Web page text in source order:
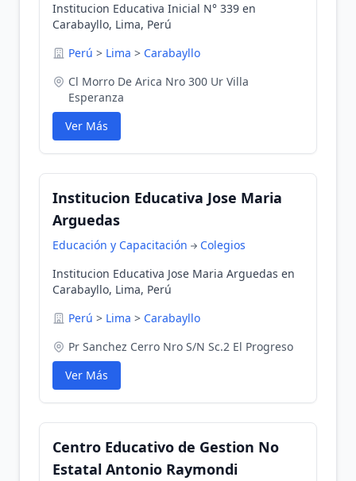
Institucion Educativa Inicial N° 339 en
Carabayllo, Lima, Perú
Perú > Lima > Carabayllo
Cl Morro De Arica Nro 300 Ur Villa
Esperanza
Ver Más
Institucion Educativa Jose Maria
Arguedas
Educación y Capacitación
Colegios
Institucion Educativa Jose Maria Arguedas en
Carabayllo, Lima, Perú
Perú > Lima > Carabayllo
Pr Sanchez Cerro Nro S/N Sc.2 El Progreso
Ver Más
Centro Educativo de Gestion No
Estatal Antonio Raymondi